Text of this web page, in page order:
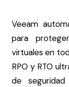
Veeam
para
virtuales en
RPO y RTO
de